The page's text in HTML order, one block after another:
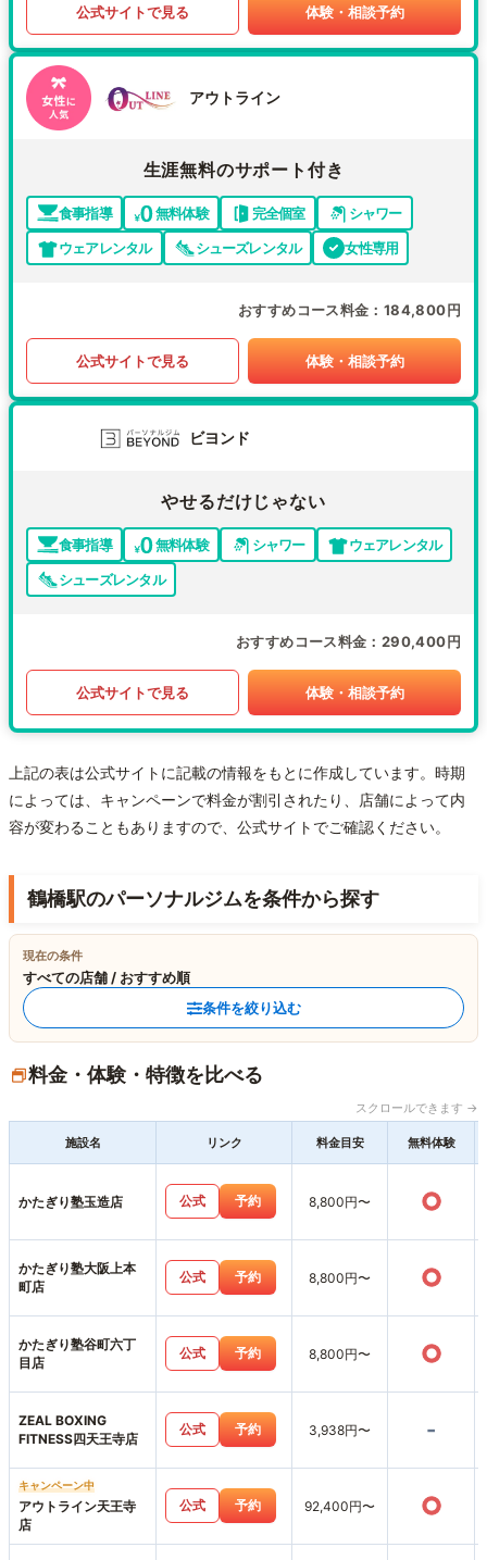
公式サイトで見る 体験・相談予約
アウトライン
生涯無料のサポート付き
食事指導 無料体験 完全個室
シャワー
ウェアレンタル
シューズレンタル 女性専用
おすすめコース料金 184,800円
公式サイトで見る 体験・相談予約
ビヨンド
やせるだけじゃない
食事指導 無料体験 シャワー
ウェアレンタル
シューズレンタル
おすすめコース料金 290,400円
公式サイトで見る 体験・相談予約
上記の表は公式サイトに記載の情報をもとに作成しています。時期
によっては、キャンペーンで料金が割引されたり、店舗によって内
容が変わることもありますので、公式サイトでご確認ください。
鶴橋駅のパーソナルジムを条件から探す
現在の条件
すべての店舗 / おすすめ順
条件を絞り込む
料金・体験・特徴を比べる
スクロールできます →
施設名 リンク 料金目安 無料体験
かたぎり塾玉造店 公式 予約 8,800円〜 ○
かたぎり塾大阪上本
町店
公式 予約 8,800円〜 ○
かたぎり塾谷町六丁
目店
公式 予約 8,800円〜 ○
ZEAL BOXING
FITNESS四天王寺店
公式 予約 3,938円〜 -
キャンペーン中
アウトライン天王寺
店
公式 予約 92,400円〜 ○